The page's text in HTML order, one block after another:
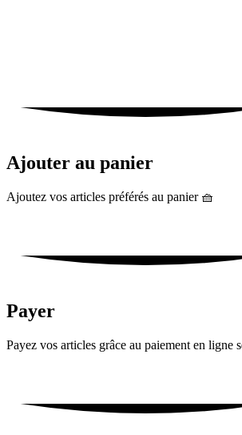
Ajouter au panier
Ajoutez vos articles préférés au panier 🧺
Payer
Payez vos articles grâce au paiement en ligne